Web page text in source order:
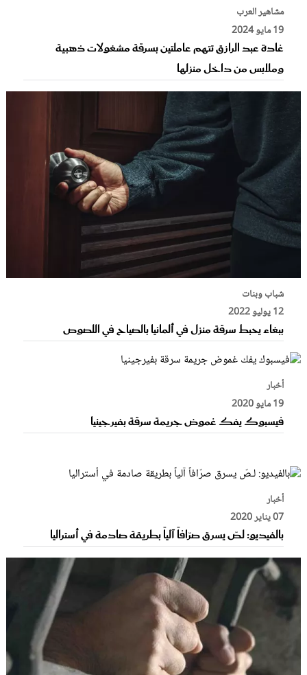
مشاهير العرب
19 مايو 2024
غادة عبد الرازق تتهم عاملتين بسرقة مشغولات ذهبية
وملابس من داخل منزلها
شباب وبنات
12 يوليو 2022
ببغاء يحبط سرقة منزل في ألمانيا بالصياح في اللصوص
أخبار
19 مايو 2020
فيسبوك يفك غموض جريمة سرقة بفيرجينيا
أخبار
07 يناير 2020
بالفيديو: لـصّ يسرق صرّافاً آلياً بطريقة صادمة في أستراليا